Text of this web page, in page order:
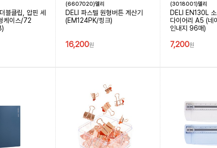
블클립, 압핀 세
케이스/72
(6607020)델리
DELI 파스텔 원형버튼 계산기
(EM124PK/핑크)
16,200원
(3018001)델리
DELI EN130L
다이어리 A5 (네
인내지 96매)
7,200원